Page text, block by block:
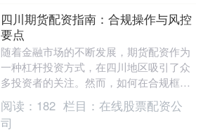
四川期货配资指南：合规操作与风控
要点
随着金融市场的不断发展，期货配资作为
一种杠杆投资方式，在四川地区吸引了众
多投资者的关注。然而，如何在合规框架
下进行操作，并有效控制风险，成为每位
投资者必须掌握的....
阅读： 182 栏目： 在线股票配资公
司